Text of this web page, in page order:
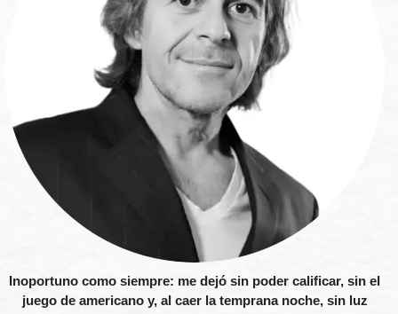
Inoportuno como siempre: me dejó sin poder calificar, sin el
juego de americano y, al caer la temprana noche, sin luz